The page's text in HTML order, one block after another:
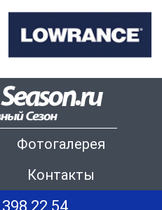
Фотогалерея
Контакты
22 54